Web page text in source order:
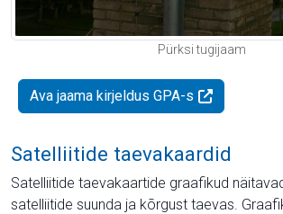
Pürksi tugijaam
Ava jaama kirjeldus GPA-s
Satelliitide taevakaardid
Satelliitide taevakaartide graafikud
satelliitide suunda ja kõrgust taevas.